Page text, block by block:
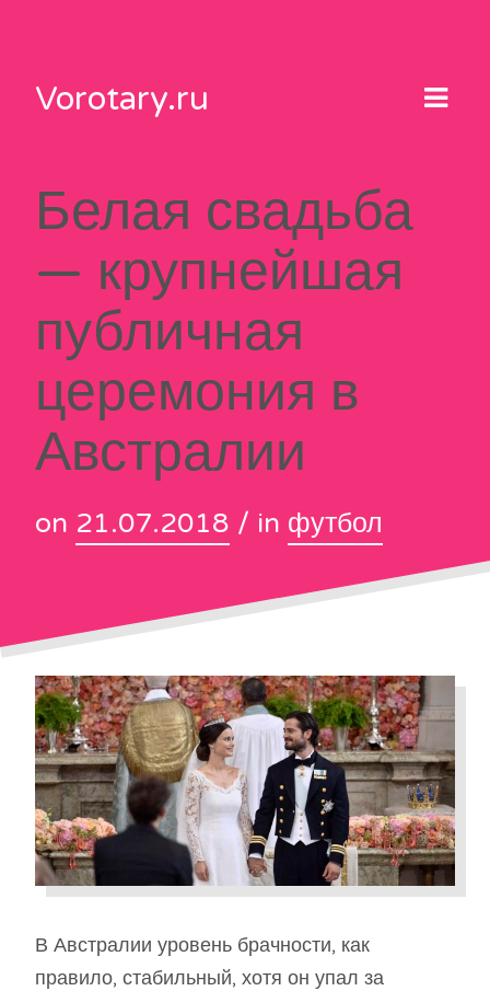
contentVorotary.ru
Белая свадьба
— крупнейшая
публичная
церемония в
Австралии
on 21.07.2018 / in футбол
В Австралии уровень брачности, как
правило, стабильный, хотя он упал за